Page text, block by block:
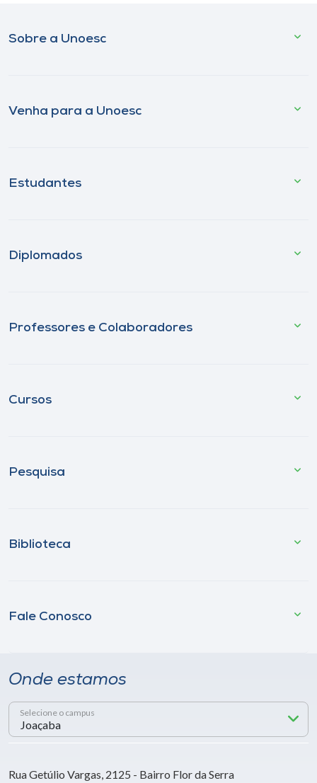
Sobre a Unoesc
Venha para a Unoesc
Estudantes
Diplomados
Professores e Colaboradores
Cursos
Pesquisa
Biblioteca
Fale Conosco
Onde estamos
Selecione o campus
Rua Getúlio Vargas, 2125 - Bairro Flor da Serra